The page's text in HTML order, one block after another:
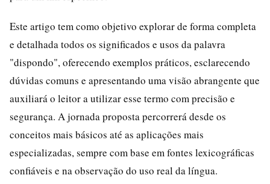
Este artigo tem como objetivo explorar de forma completa
e detalhada todos os significados e usos da palavra
"dispondo", oferecendo exemplos práticos, esclarecendo
dúvidas comuns e apresentando uma visão abrangente que
auxiliará o leitor a utilizar esse termo com precisão e
segurança. A jornada proposta percorrerá desde os
conceitos mais básicos até as aplicações mais
especializadas, sempre com base em fontes lexicográficas
confiáveis e na observação do uso real da língua.